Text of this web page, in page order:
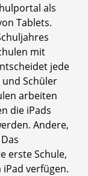
als
Tablets.
mit
jede
Schüler
arbeiten
die iPads
Andere,
erste Schule,
verfügen.